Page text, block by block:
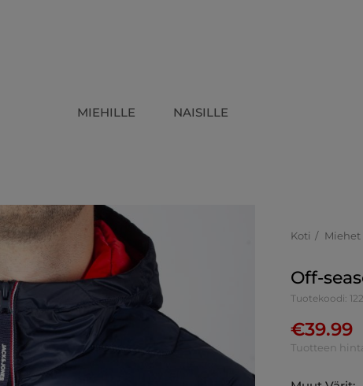
MIEHILLE NAISILLE
Koti Miehet
Off-
Tuotekoodi:
€39.99
Tuotteen